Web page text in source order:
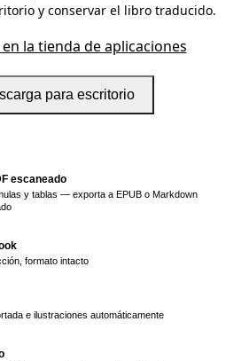
y conservar el libro traducido.
la tienda de aplicaciones
para escritorio
escaneado
y tablas — exporta a EPUB o Markdown
formato intacto
e ilustraciones automáticamente